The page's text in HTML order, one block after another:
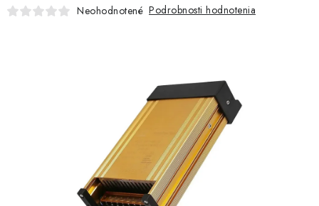
SAMSUNG SVIETIDLÁ
SOLÁRNE SYSTÉMY
Neohodnotené Podrobnosti hodnotenia